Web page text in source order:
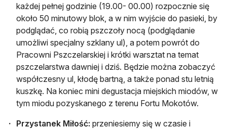
każdej pełnej godzinie (19.00- 00.00) rozpocznie się
około 50 minutowy blok, a w nim wyjście do pasieki, by
podglądać, co robią pszczoły nocą (podglądanie
umożliwi specjalny szklany ul), a potem powrót do
Pracowni Pszczelarskiej i krótki warsztat na temat
pszczelarstwa dawniej i dziś. Będzie można zobaczyć
współczesny ul, kłodę bartną, a także ponad stu letnią
kuszkę. Na koniec mini degustacja miejskich miodów, w
tym miodu pozyskanego z terenu Fortu Mokotów.
Przystanek Miłość: przeniesiemy się w czasie i